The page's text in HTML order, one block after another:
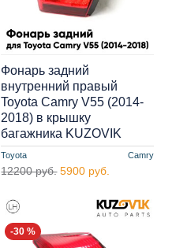
Toyota Camry
Фонарь задний
внутренний правый
Toyota Camry V55 (2014-
2018) в крышку
багажника KUZOVIK
12200 руб. 5900 руб.
-30 %